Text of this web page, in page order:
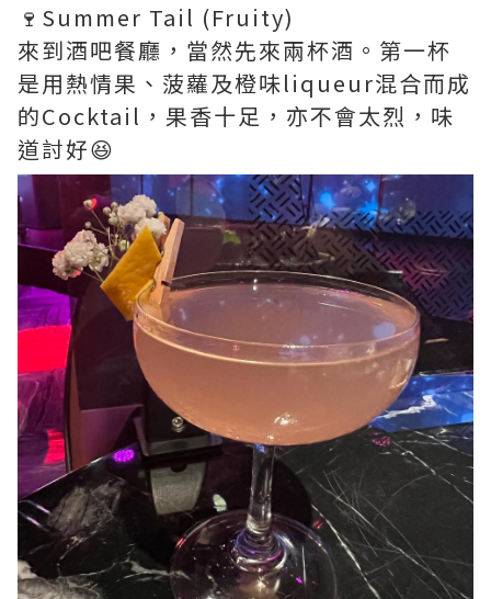
🍷Summer Tail (Fruity)
來到酒吧餐廳，當然先來兩杯酒。第一杯
是用熱情果、菠蘿及橙味liqueur混合而成
的Cocktail，果香十足，亦不會太烈，味
道討好😆